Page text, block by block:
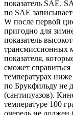
показатель SAE.
по SAE
W после первой
пригодно для
показатель
трансмиссионных
показателя,
сможет
температурах
по Брукфильду не
(сантипуазов).
температуре 100
очередь не